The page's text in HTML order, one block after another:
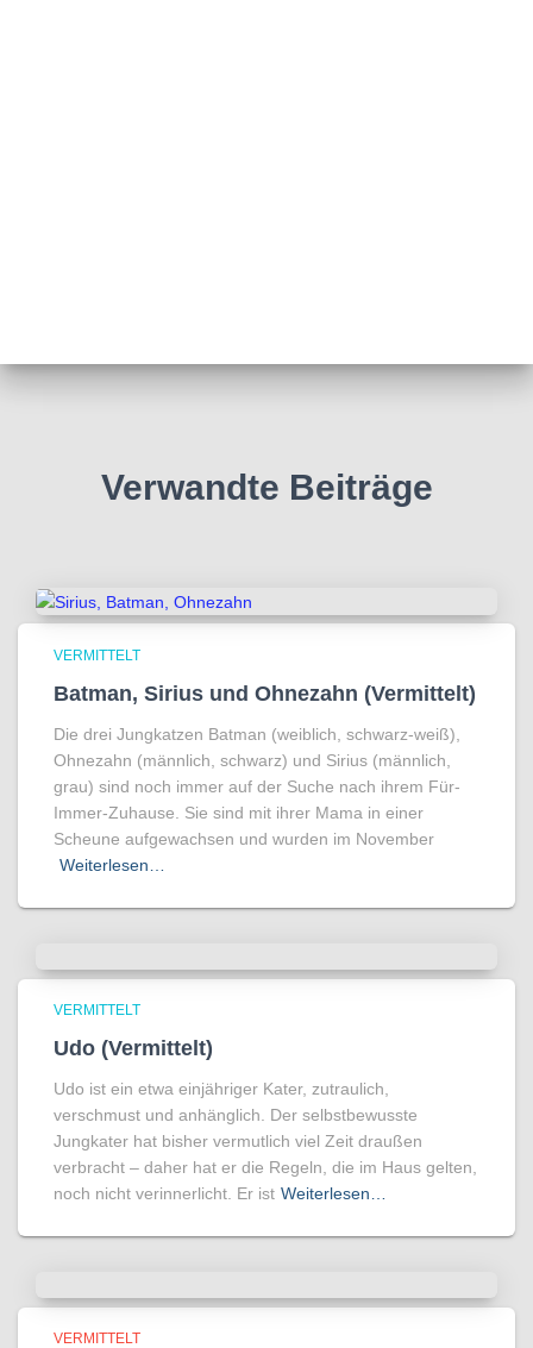
Verwandte Beiträge
VERMITTELT
Batman, Sirius und Ohnezahn (Vermittelt)
Die drei Jungkatzen Batman (weiblich, schwarz-weiß),
Ohnezahn (männlich, schwarz) und Sirius (männlich,
grau) sind noch immer auf der Suche nach ihrem Für-
Immer-Zuhause. Sie sind mit ihrer Mama in einer
Scheune aufgewachsen und wurden im November
Weiterlesen…
VERMITTELT
Udo (Vermittelt)
Udo ist ein etwa einjähriger Kater, zutraulich,
verschmust und anhänglich. Der selbstbewusste
Jungkater hat bisher vermutlich viel Zeit draußen
verbracht – daher hat er die Regeln, die im Haus gelten,
noch nicht verinnerlicht. Er ist Weiterlesen…
VERMITTELT